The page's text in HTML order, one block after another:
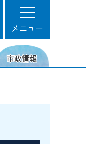
メニュー
市政情報